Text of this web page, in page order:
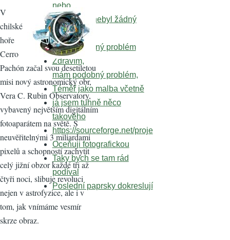
V
chilské
hoře
Cerro
Pachón začal svou desetiletou
misi nový astronomický obr,
Vera C. Rubin Observatory,
vybavený největším digitálním
fotoaparátem na světě. S
neuvěřitelnými 3 miliardami
pixelů a schopností zachytit
celý jižní obzor každé tři až
čtyři noci, slibuje revoluci
nejen v astrofyzice, ale i v
tom, jak vnímáme vesmír
skrze obraz.
nebo
Že by tady nebyl žádný
Zdravím,
mám podobný problém
Zdravím,
mám podobný problém,
Téměř jako malba včetně
já jsem tuhně něco
takového
https://sourceforge.net/proje
Oceňuji fotografickou
Taky bych se tam rád
podíval
Poslední paprsky dokreslují